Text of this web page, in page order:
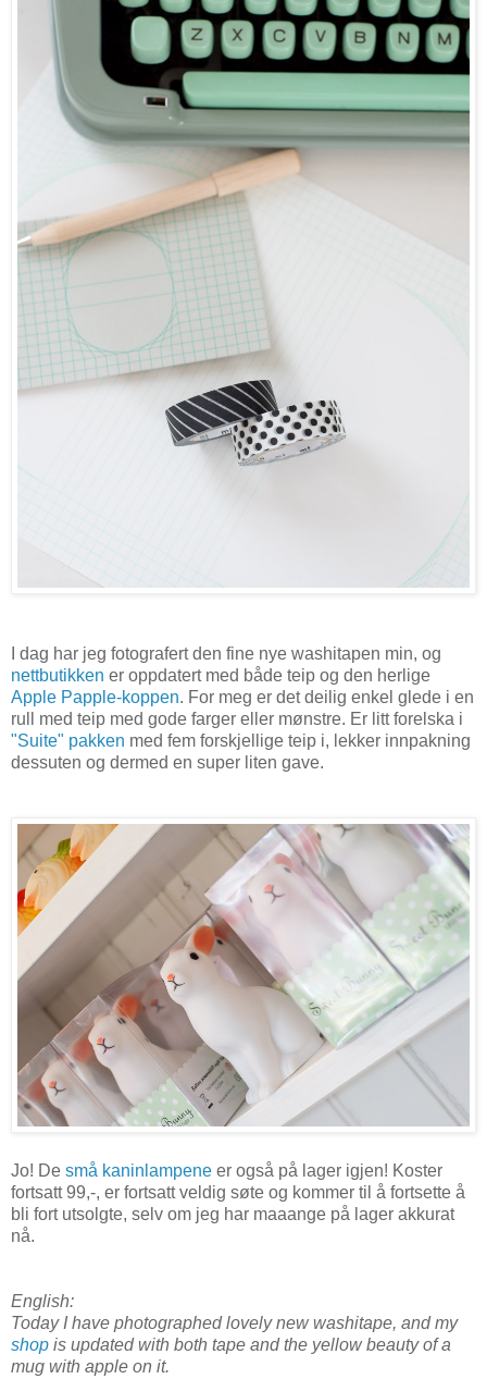
I dag har jeg fotografert den fine nye washitapen min, og
nettbutikken er oppdatert med både teip og den herlige
Apple Papple-koppen. For meg er det deilig enkel glede i en
rull med teip med gode farger eller mønstre. Er litt forelska i
"Suite" pakken med fem forskjellige teip i, lekker innpakning
dessuten og dermed en super liten gave.
Jo! De små kaninlampene er også på lager igjen! Koster
fortsatt 99,-, er fortsatt veldig søte og kommer til å fortsette å
bli fort utsolgte, selv om jeg har maaange på lager akkurat
nå.
English:
Today I have photographed lovely new washitape, and my
shop is updated with both tape and the yellow beauty of a
mug with apple on it.